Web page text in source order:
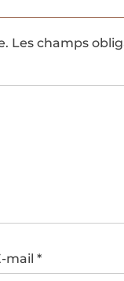
Les champs
mail*